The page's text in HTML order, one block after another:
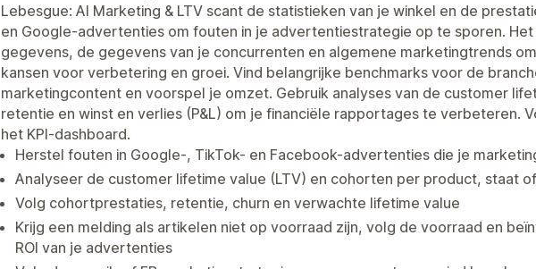
Lebesgue: AI Marketing & LTV scant de statistieken van je winkel en de
en Google-advertenties om fouten in je advertentiestrategie op te sporen.
gegevens, de gegevens van je concurrenten en algemene marketingtrends
kansen voor verbetering en groei. Vind belangrijke benchmarks voor de
marketingcontent en voorspel je omzet. Gebruik analyses van de customer
retentie en winst en verlies (P&L) om je financiële rapportages te verbeteren.
het KPI-dashboard.
Herstel fouten in Google-, TikTok- en Facebook-advertenties die je
Analyseer de customer lifetime value (LTV) en cohorten per product, staat
Volg cohortprestaties, retentie, churn en verwachte lifetime value
Krijg een melding als artikelen niet op voorraad zijn, volg de voorraad en
ROI van je advertenties